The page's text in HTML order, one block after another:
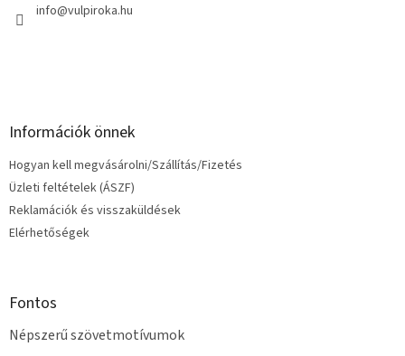
info@vulpiroka.hu
Információk önnek
Hogyan kell megvásárolni/Szállítás/Fizetés
Üzleti feltételek (ÁSZF)
Reklamációk és visszaküldések
Elérhetőségek
Fontos
Népszerű szövetmotívumok